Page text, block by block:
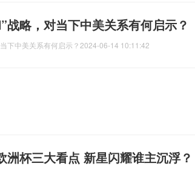
战略，对当下中美关系有何启示？
下中美关系有何启示？ 2024-06-14 10:11:42
洲杯三大看点 新星闪耀谁主沉浮？